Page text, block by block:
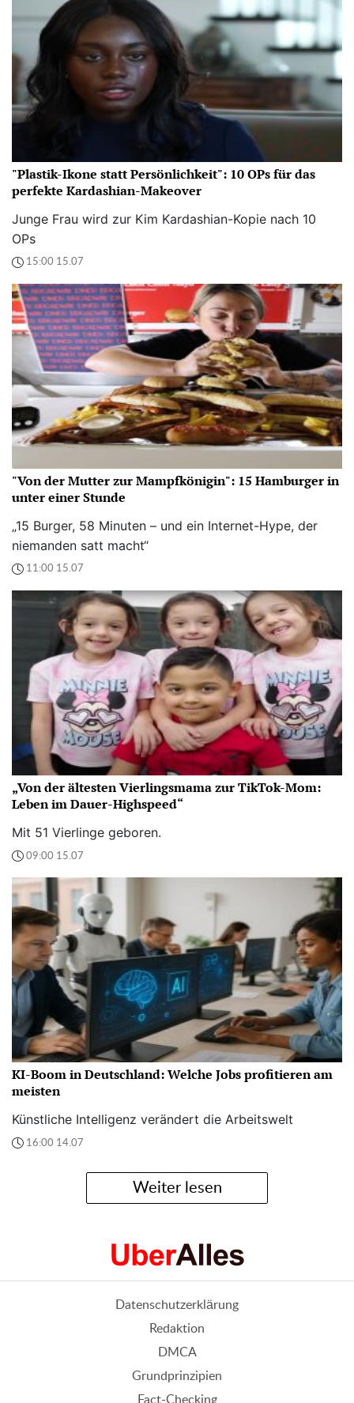
"Plastik-Ikone statt Persönlichkeit": 10 OPs für das
perfekte Kardashian-Makeover
Junge Frau wird zur Kim Kardashian-Kopie nach 10
OPs
15:00 15.07
"Von der Mutter zur Mampfkönigin": 15 Hamburger in
unter einer Stunde
„15 Burger, 58 Minuten – und ein Internet-Hype, der
niemanden satt macht“
11:00 15.07
„Von der ältesten Vierlingsmama zur TikTok-Mom:
Leben im Dauer-Highspeed“
Mit 51 Vierlinge geboren.
09:00 15.07
KI-Boom in Deutschland: Welche Jobs profitieren am
meisten
Künstliche Intelligenz verändert die Arbeitswelt
16:00 14.07
Weiter lesen
Datenschutzerklärung
Redaktion
DMCA
Grundprinzipien
Fact-Checking